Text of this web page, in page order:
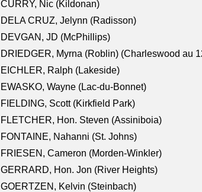
CURRY, Nic (Kildonan)
DELA CRUZ, Jelynn (Radisson)
DEVGAN, JD (McPhillips)
DRIEDGER, Myrna (Roblin) (Charleswood au
EICHLER, Ralph (Lakeside)
EWASKO, Wayne (Lac-du-Bonnet)
FIELDING, Scott (Kirkfield Park)
FLETCHER, Hon. Steven (Assiniboia)
FONTAINE, Nahanni (St. Johns)
FRIESEN, Cameron (Morden-Winkler)
GERRARD, Hon. Jon (River Heights)
GOERTZEN, Kelvin (Steinbach)